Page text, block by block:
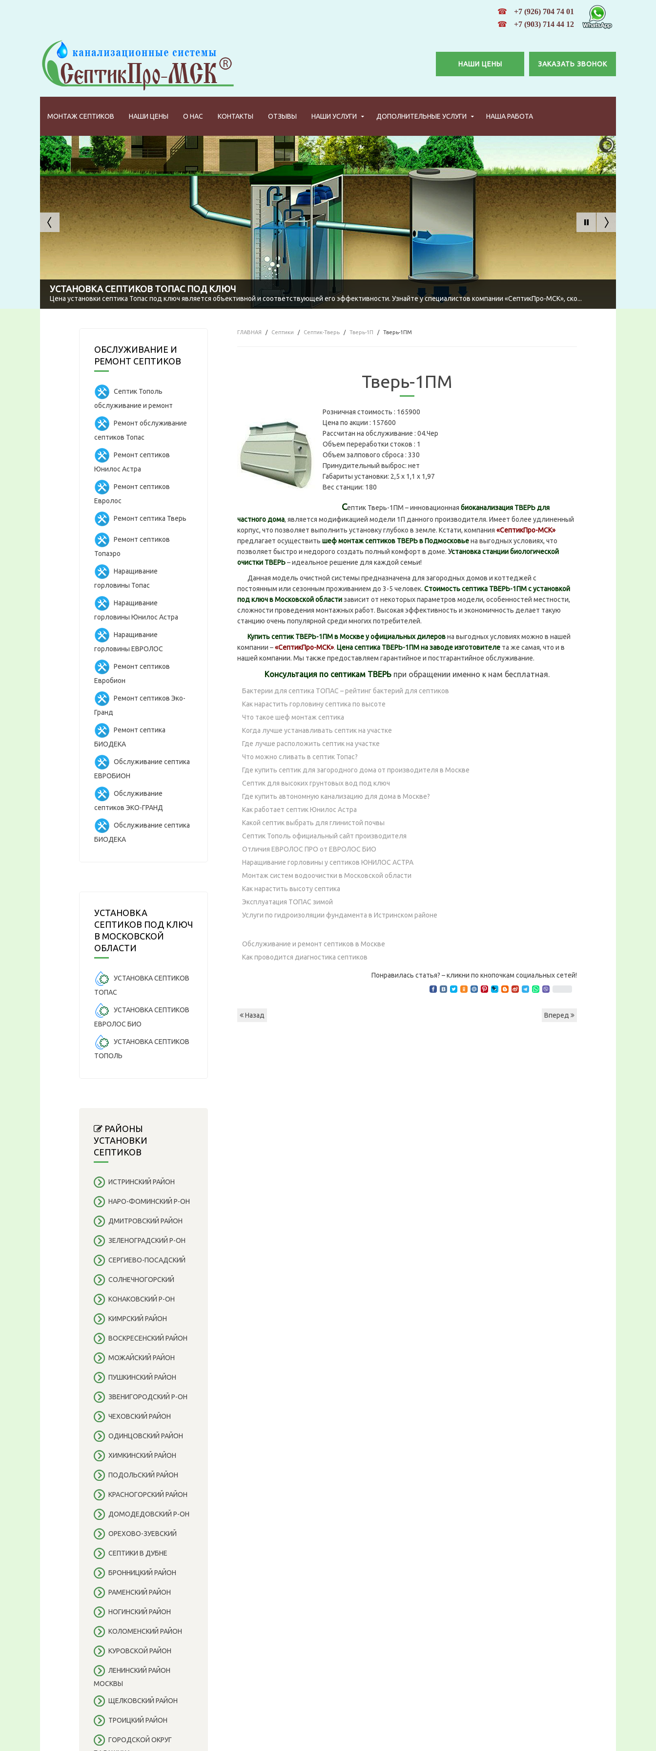
☎ +7 (926) 704 74 01
☎ +7 (903) 714 44 12
ЗАКАЗАТЬ ЗВОНОК
НАШИ ЦЕНЫ
МОНТАЖ СЕПТИКОВ НАШИ ЦЕНЫ О НАС КОНТАКТЫ ОТЗЫВЫ НАШИ УСЛУГИ ДОПОЛНИТЕЛЬНЫЕ УСЛУГИ НАША РАБОТА
УСТАНОВКА СЕПТИКОВ ТОПАС ПОД КЛЮЧ
Цена установки септика Топас под ключ является объективной и соответствующей его эффективности. Узнайте у специалистов компании «СептикПро-МСК», ско...
ГЛАВНАЯ Септики Септик-Тверь Тверь-1П Тверь-1ПМ
Тверь-1ПМ
Розничная стоимость : 165900
Цена по акции : 157600
Рассчитан на обслуживание : 04.Чер
Объем переработки стоков : 1
Объем залпового сброса : 330
Принудительный выброс: нет
Габариты установки: 2,5 х 1,1 х 1,97
Вес станции: 180
Септик Тверь-1ПМ – инновационная биоканализация ТВЕРЬ для
частного дома, является модификацией модели 1П данного производителя. Имеет более удлиненный
корпус, что позволяет выполнить установку глубоко в земле. Кстати, компания «СептикПро-МСК»
предлагает осуществить шеф монтаж септиков ТВЕРЬ в Подмосковьена выгодных условиях, что
позволяет быстро и недорого создать полный комфорт в доме. Установка станции биологической
очистки ТВЕРЬ– идеальное решение для каждой семьи!
Данная модель очистной системы предназначена для загородных домов и коттеджей с
постоянным или сезонным проживанием до 3-5 человек. Стоимость септика ТВЕРЬ-1ПМ с установкой
под ключ в Московской областизависит от некоторых параметров модели, особенностей местности,
сложности проведения монтажных работ. Высокая эффективность и экономичность делает такую
станцию очень популярной среди многих потребителей.
Купить септик ТВЕРЬ-1ПМ в Москве у официальных дилеровна выгодных условиях можно в нашей
компании –«СептикПро-МСК». Цена септика ТВЕРЬ-1ПМ на заводе изготовителе та же самая, что и в
нашей компании. Мы также предоставляем гарантийное и постгарантийное обслуживание.
Консультация по септикам ТВЕРЬ при обращении именно к нам бесплатная.
Бактерии для септика ТОПАС – рейтинг бактерий для септиков
Как нарастить горловину септика по высоте
Что такое шеф монтаж септика
Когда лучше устанавливать септик на участке
Где лучше расположить септик на участке
Что можно сливать в септик Топас?
Где купить септик для загородного дома от производителя в Москве
Септик для высоких грунтовых вод под ключ
Где купить автономную канализацию для дома в Москве?
Как работает септик Юнилос Астра
Какой септик выбрать для глинистой почвы
Септик Тополь официальный сайт производителя
Отличия ЕВРОЛОС ПРО от ЕВРОЛОС БИО
Наращивание горловины у септиков ЮНИЛОС АСТРА
Монтаж систем водоочистки в Московской области
Как нарастить высоту септика
Эксплуатация ТОПАС зимой
Услуги по гидроизоляции фундамента в Истринском районе
Обслуживание и ремонт септиков в Москве
Как проводится диагностика септиков
Понравилась статья? – кликни по кнопочкам социальных сетей!
Назад Вперед
ОБСЛУЖИВАНИЕ И
РЕМОНТ СЕПТИКОВ
Септик Тополь
обслуживание и ремонт
Ремонт обслуживание
септиков Топас
Ремонт септиков
Юнилос Астра
Ремонт септиков
Евролос
Ремонт септика Тверь
Ремонт септиков
Топаэро
Наращивание
горловины Топас
Наращивание
горловины Юнилос Астра
Наращивание
горловины ЕВРОЛОС
Ремонт септиков
Евробион
Ремонт септиков Эко-
Гранд
Ремонт септика
БИОДЕКА
Обслуживание септика
ЕВРОБИОН
Обслуживание
септиков ЭКО-ГРАНД
Обслуживание септика
БИОДЕКА
УСТАНОВКА
СЕПТИКОВ ПОД КЛЮЧ
В МОСКОВСКОЙ
ОБЛАСТИ
УСТАНОВКА СЕПТИКОВ
ТОПАС
УСТАНОВКА СЕПТИКОВ
ЕВРОЛОС БИО
УСТАНОВКА СЕПТИКОВ
ТОПОЛЬ
РАЙОНЫ
УСТАНОВКИ
СЕПТИКОВ
ИСТРИНСКИЙ РАЙОН
НАРО-ФОМИНСКИЙ Р-ОН
ДМИТРОВСКИЙ РАЙОН
ЗЕЛЕНОГРАДСКИЙ Р-ОН
СЕРГИЕВО-ПОСАДСКИЙ
СОЛНЕЧНОГОРСКИЙ
КОНАКОВСКИЙ Р-ОН
КИМРСКИЙ РАЙОН
ВОСКРЕСЕНСКИЙ РАЙОН
МОЖАЙСКИЙ РАЙОН
ПУШКИНСКИЙ РАЙОН
ЗВЕНИГОРОДСКИЙ Р-ОН
ЧЕХОВСКИЙ РАЙОН
ОДИНЦОВСКИЙ РАЙОН
ХИМКИНСКИЙ РАЙОН
ПОДОЛЬСКИЙ РАЙОН
КРАСНОГОРСКИЙ РАЙОН
ДОМОДЕДОВСКИЙ Р-ОН
ОРЕХОВО-ЗУЕВСКИЙ
СЕПТИКИ В ДУБНЕ
БРОННИЦКИЙ РАЙОН
РАМЕНСКИЙ РАЙОН
НОГИНСКИЙ РАЙОН
КОЛОМЕНСКИЙ РАЙОН
КУРОВСКОЙ РАЙОН
ЛЕНИНСКИЙ РАЙОН
МОСКВЫ
ЩЕЛКОВСКИЙ РАЙОН
ТРОИЦКИЙ РАЙОН
ГОРОДСКОЙ ОКРУГ